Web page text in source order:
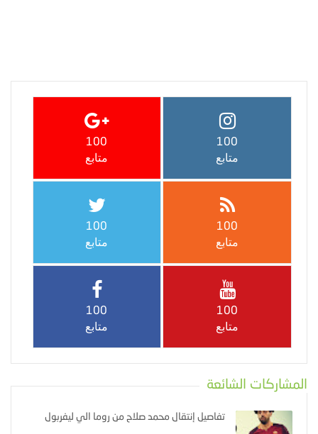
100
متابع
100
متابع
100
متابع
100
متابع
100
متابع
100
متابع
المشاركات الشائعة
تفاصيل إنتقال محمد صلاح من روما الي ليفربول